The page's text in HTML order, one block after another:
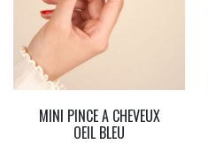
MINI PINCE A CHEVEUX
OEIL BLEU